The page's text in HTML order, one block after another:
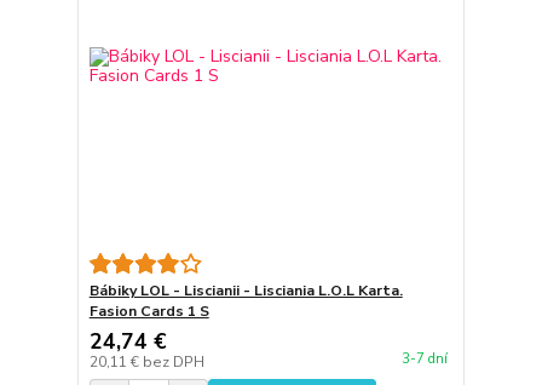
Bábiky LOL - Liscianii - Lisciania L.O.L Karta.
Fasion Cards 1 S
24,74 €
20,11 € bez DPH 3-7 dní